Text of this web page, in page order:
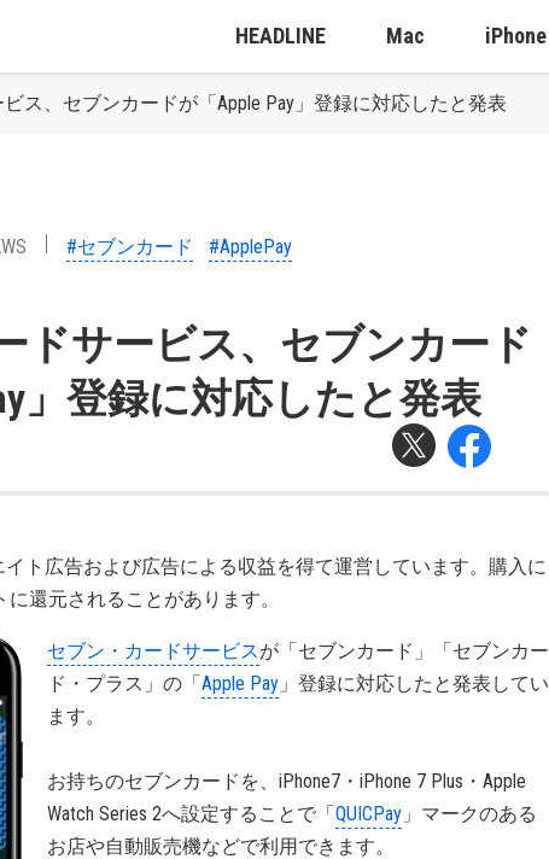
HEADLINE Mac iPhone
ス、セブンカードが「Apple Pay」登録に対応したと発表
#セブンカード #ApplePay
ドサービス、セブンカード
」登録に対応したと発表
ト広告および広告による収益を得て運営しています。購入に
還元されることがあります。
セブン・カードサービスが「セブンカード」「セブンカー
ド・プラス」の「Apple Pay 」登録に対応したと発表してい
ます。
お持ちのセブンカードを、iPhone7・iPhone 7 Plus・Apple
Watch Series 2へ設定することで「QUICPay 」マークのある
お店や自動販売機などで利用できます。